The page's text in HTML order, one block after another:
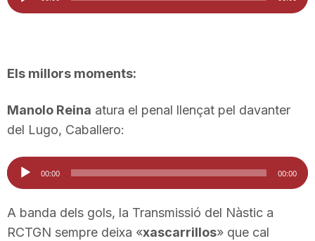
d'àudio
Els millors moments:
Manolo Reina atura el penal llençat pel davanter
del Lugo, Caballero:
Reproductor
d'àudio
00:00 00:00
A banda dels gols, la Transmissió del Nàstic a
RCTGN sempre deixa «xascarrillos» que cal